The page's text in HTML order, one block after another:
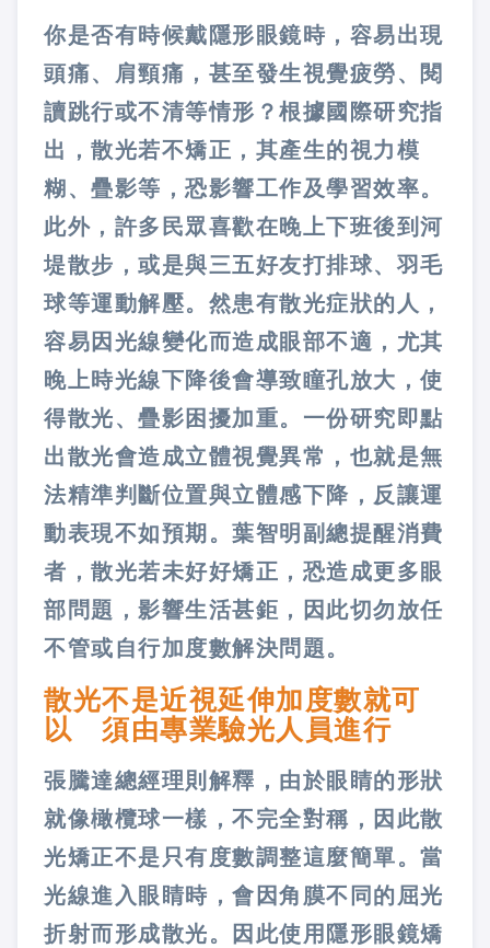
你是否有時候戴隱形眼鏡時，容易出現
頭痛、肩頸痛，甚至發生視覺疲勞、閱
讀跳行或不清等情形？根據國際研究指
出，散光若不矯正，其產生的視力模
糊、疊影等，恐影響工作及學習效率。
此外，許多民眾喜歡在晚上下班後到河
堤散步，或是與三五好友打排球、羽毛
球等運動解壓。然患有散光症狀的人，
容易因光線變化而造成眼部不適，尤其
晚上時光線下降後會導致瞳孔放大，使
得散光、疊影困擾加重。一份研究即點
出散光會造成立體視覺異常，也就是無
法精準判斷位置與立體感下降，反讓運
動表現不如預期。葉智明副總提醒消費
者，散光若未好好矯正，恐造成更多眼
部問題，影響生活甚鉅，因此切勿放任
不管或自行加度數解決問題。
散光不是近視延伸加度數就可
以 須由專業驗光人員進行
張騰達總經理則解釋，由於眼睛的形狀
就像橄欖球一樣，不完全對稱，因此散
光矯正不是只有度數調整這麼簡單。當
光線進入眼睛時，會因角膜不同的屈光
折射而形成散光。因此使用隱形眼鏡矯